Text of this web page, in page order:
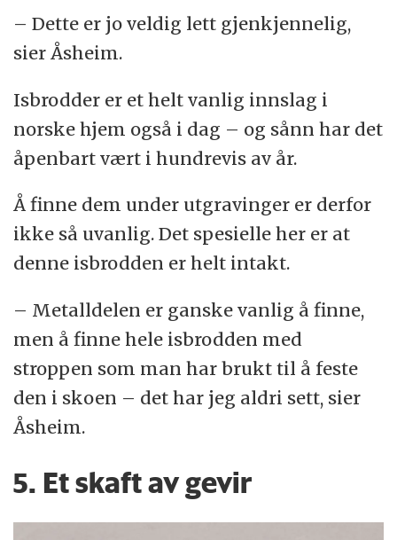
– Dette er jo veldig lett gjenkjennelig,
sier Åsheim.
Isbrodder er et helt vanlig innslag i
norske hjem også i dag – og sånn har det
åpenbart vært i hundrevis av år.
Å finne dem under utgravinger er derfor
ikke så uvanlig. Det spesielle her er at
denne isbrodden er helt intakt.
– Metalldelen er ganske vanlig å finne,
men å finne hele isbrodden med
stroppen som man har brukt til å feste
den i skoen – det har jeg aldri sett, sier
Åsheim.
5. Et skaft av gevir